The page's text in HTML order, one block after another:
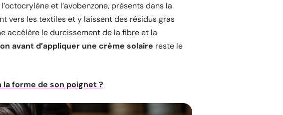
et l’avobenzone, présents dans la
vers les textiles et y laissent des résidus gras
accélère le durcissement de la fibre et la
avant d’appliquer une crème solaire reste le
forme de son poignet ?